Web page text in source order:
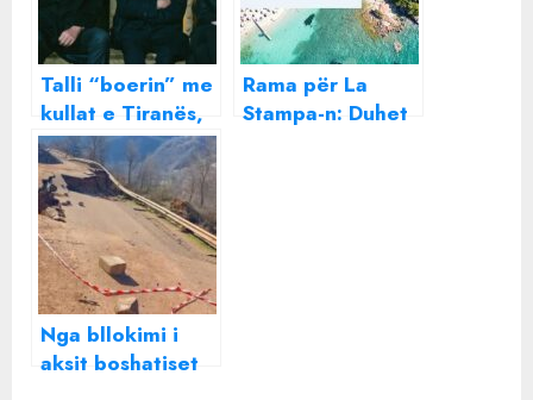
Talli “boerin” me
kullat e Tiranës,
arkitekti i
preferuar i
Ramës, i
tronditur pas
arrestit në Milano
Rama për La
Stampa-n: Duhet
Nga bllokimi i
aksit boshatiset